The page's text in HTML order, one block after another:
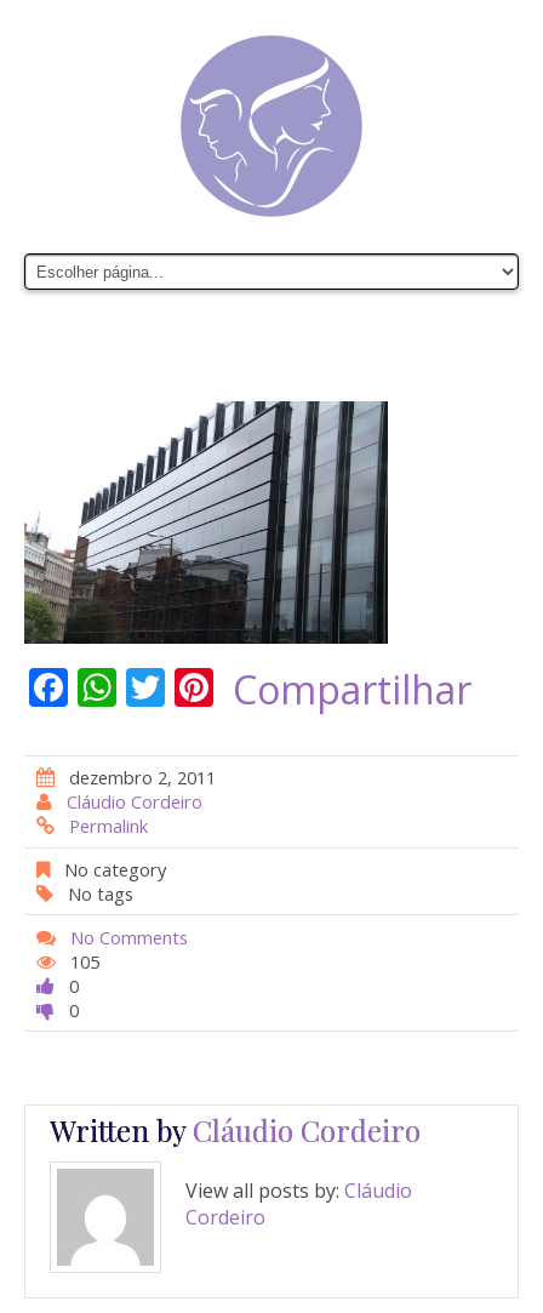
F
e
b
o
o
k
W
at
s
A
p
p
T
itt
er
Pi
er
st
Compartilhar
dezembro 2, 2011
Cláudio Cordeiro
Permalink
No category
No tags
No Comments
105
0
0
Written byCláudio Cordeiro
View all posts by: Cláudio
Cordeiro